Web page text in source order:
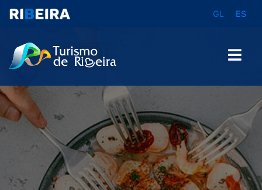
GL ES